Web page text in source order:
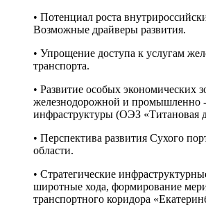
• Потенциал роста
Возможные драйверы развития.
• Упрощение доступа к услугам
транспорта.
• Развитие особых экономических
железнодорожной и промышленно -
инфраструктуры (ОЭЗ «Титановая
• Перспектива развития Сухого
области.
• Стратегические
широтные хода, формирование
транспортного коридора